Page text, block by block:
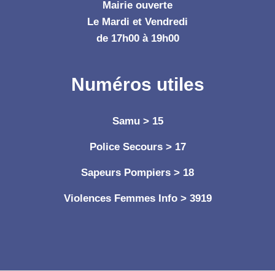
Mairie ouverte
Le Mardi et Vendredi
de 17h00 à 19h00
Numéros utiles
Samu > 15
Police Secours > 17
Sapeurs Pompiers > 18
Violences Femmes Info > 3919